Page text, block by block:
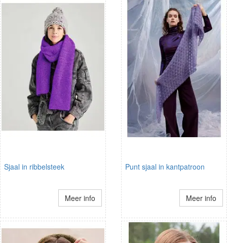
Sjaal in ribbelsteek
Meer info
Punt sjaal in kantpatroon
Meer info